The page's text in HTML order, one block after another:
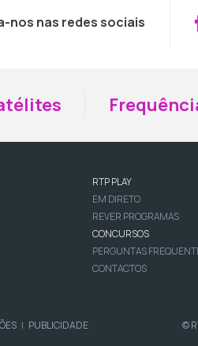
nos nas redes sociais
RTP PLAY
EM DIRETO
REVER PROGRAMAS
CONCURSOS
PERGUNTAS
CONTACTOS
| PUBLICIDADE ©